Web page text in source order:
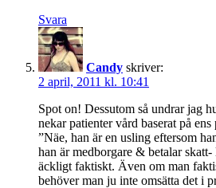
Svara
Candy skriver:
2 april, 2011 kl. 10:41
Spot on! Dessutom så undrar jag
nekar patienter vård baserat på
”Näe, han är en usling eftersom
han är medborgare & betalar
äckligt faktiskt. Även om man
behöver man ju inte omsätta det i